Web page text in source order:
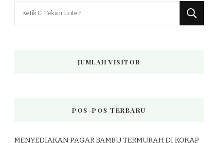
JUMLAH VISITOR
POS-POS TERBARU
MENYEDIAKAN PAGAR BAMBU TERMURAH DI KOKAP